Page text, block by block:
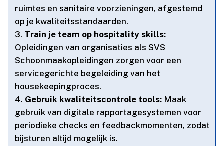
ruimtes en sanitaire voorzieningen, afgestemd
op je kwaliteitsstandaarden.​
Train je team op hospitality skills:
Opleidingen van organisaties als SVS
Schoonmaakopleidingen zorgen voor een
servicegerichte begeleiding van het
housekeepingproces.​
Gebruik kwaliteitscontrole tools: Maak
gebruik van digitale rapportagesystemen voor
periodieke checks en feedbackmomenten, zodat
bijsturen altijd mogelijk is.​